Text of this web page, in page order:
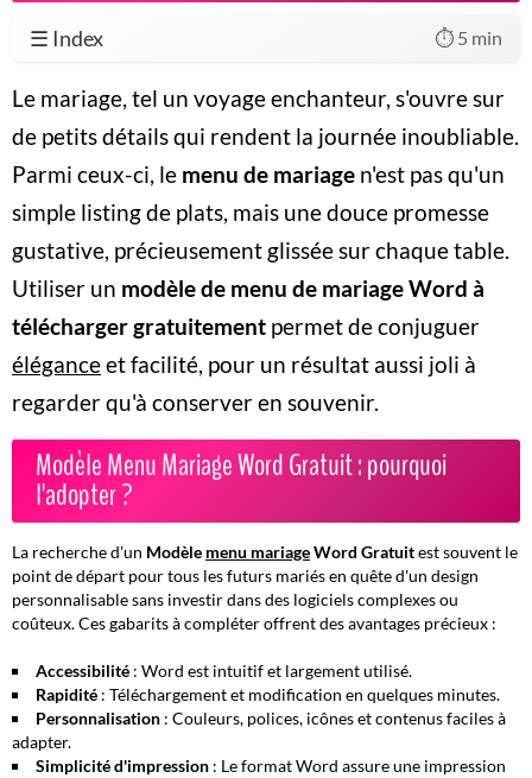
☰ Index ⏱️ 5 min
Le mariage, tel un voyage enchanteur, s'ouvre sur
de petits détails qui rendent la journée inoubliable.
Parmi ceux-ci, le menu de mariage n'est pas qu'un
simple listing de plats, mais une douce promesse
gustative, précieusement glissée sur chaque table.
Utiliser un modèle de menu de mariage Word à
télécharger gratuitement permet de conjuguer
éléganceetfacilité, pour un résultat aussi joli à
regarder qu'à conserver en souvenir.
Modèle Menu Mariage Word Gratuit : pourquoi
l'adopter ?
La recherche d'un Modèle menu mariageWord Gratuitest souvent le
point de départ pour tous les futurs mariés en quête d'un design
personnalisable sans investir dans des logiciels complexes ou
coûteux. Ces gabarits à compléter offrent des avantages précieux :
Accessibilité : Word est intuitif et largement utilisé.
Rapidité : Téléchargement et modification en quelques minutes.
Personnalisation : Couleurs, polices, icônes et contenus faciles à
adapter.
Simplicité d'impression : Le format Word assure une impression